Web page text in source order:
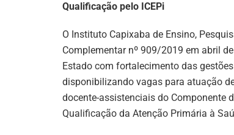
Qualificação pelo ICEPi
O Instituto Capixaba de Ensino,
Complementar nº 909/2019 em abril
Estado com fortalecimento das
disponibilizando vagas para atuação
docente-assistenciais do Componente
Qualificação da Atenção Primária à